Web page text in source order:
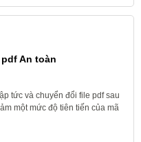
An toàn
tức và chuyển đổi file pdf sau
một mức độ tiên tiến của mã